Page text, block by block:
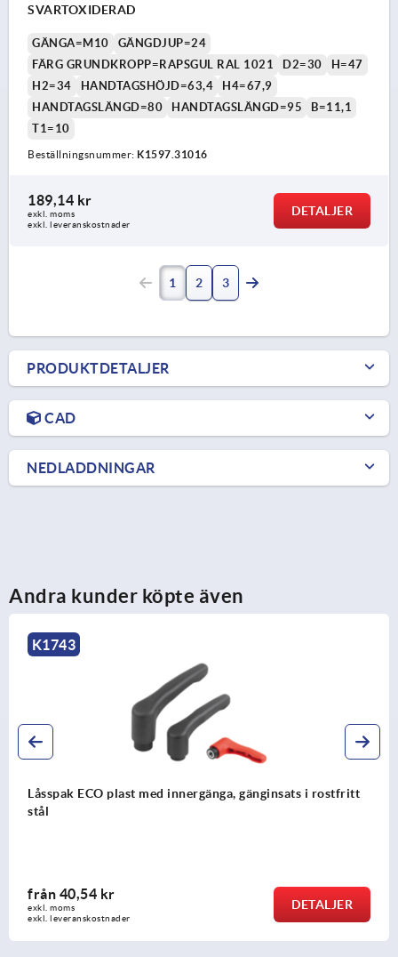
SVARTOXIDERAD
GÄNGA=M10
GÄNGDJUP=24
FÄRG GRUNDKROPP=RAPSGUL RAL 1021
D2=30
H=47
H2=34
HANDTAGSHÖJD=63,4
H4=67,9
HANDTAGSLÄNGD=80
HANDTAGSLÄNGD=95
B=11,1
T1=10
Beställningsnummer: K1597.31016
189,14 kr
exkl. moms
exkl. leveranskostnader
DETALJER
1 2 3
PRODUKTDETALJER
CAD
NEDLADDNINGAR
Andra kunder köpte även
K1743
Låsspak ECO plast med innergänga, gänginsats i rostfritt
stål
från 40,54 kr
exkl. moms
exkl. leveranskostnader
DETALJER